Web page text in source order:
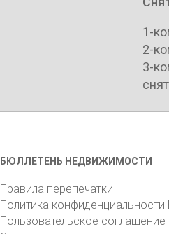
1-
2-
3-
БЮЛЛЕТЕНЬ НЕДВИЖИМОСТИ
Правила перепечатки
Политика конфиденциальности
Пользовательское соглашение